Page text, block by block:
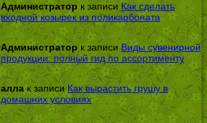
Администраторк записи Как сделать
входной козырек из поликарбоната
Администраторк записи Виды сувенирной
продукции: полный гид по ассортименту
аллак записиКак вырастить грушу в
домашних условиях